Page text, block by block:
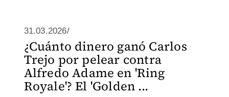
31.03.2026/
¿Cuánto dinero ganó Carlos
Trejo por pelear contra
Alfredo Adame en 'Ring
Royale'? El 'Golden ...